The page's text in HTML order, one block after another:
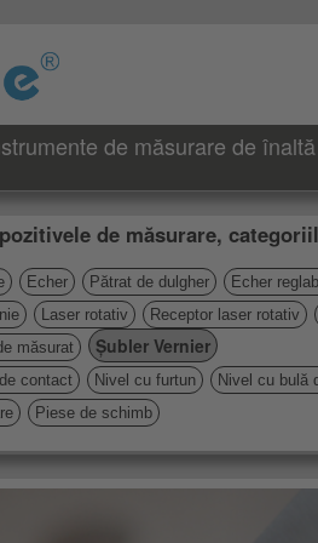
de măsurare de
de măsurare,
Echer Pătrat de dulgher Echer
Laser rotativ Receptor laser rotativ
măsurat Șubler Vernier
contact Nivel cu furtun Nivel cu bulă
Piese de schimb